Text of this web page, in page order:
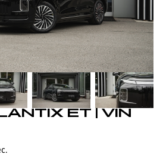
СТРАХОВАНИЕ
КОРПОРАТИВНЫМ
КЛИЕНТАМ
ET | VIN